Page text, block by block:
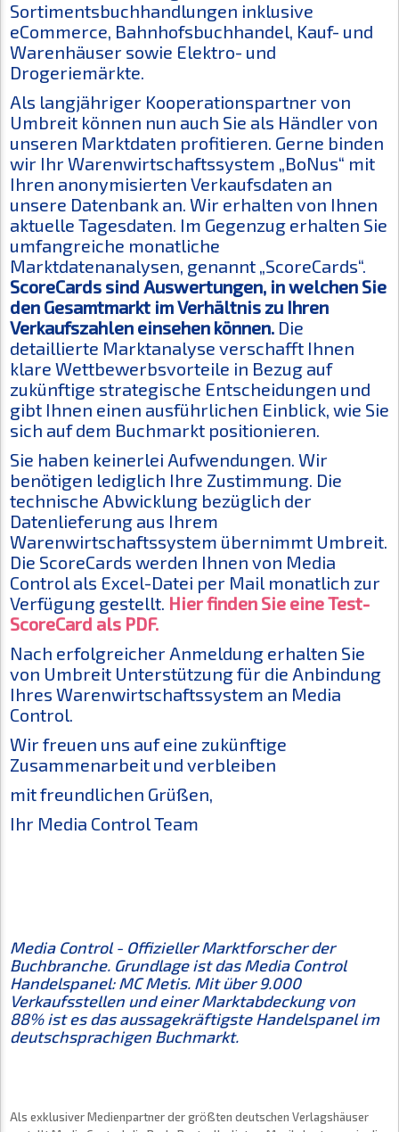
Sortimentsbuchhandlungen inklusive
eCommerce, Bahnhofsbuchhandel, Kauf- und
Warenhäuser sowie Elektro- und
Drogeriemärkte.
Als langjähriger Kooperationspartner von
Umbreit können nun auch Sie als Händler von
unseren Marktdaten profitieren. Gerne binden
wir Ihr Warenwirtschaftssystem „BoNus“ mit
Ihren anonymisierten Verkaufsdaten an
unsere Datenbank an. Wir erhalten von Ihnen
aktuelle Tagesdaten. Im Gegenzug erhalten Sie
umfangreiche monatliche
Marktdatenanalysen, genannt „ScoreCards“.
ScoreCards sind Auswertungen, in welchen Sie
den Gesamtmarkt im Verhältnis zu Ihren
Verkaufszahlen einsehen können. Die
detaillierte Marktanalyse verschafft Ihnen
klare Wettbewerbsvorteile in Bezug auf
zukünftige strategische Entscheidungen und
gibt Ihnen einen ausführlichen Einblick, wie Sie
sich auf dem Buchmarkt positionieren.
Sie haben keinerlei Aufwendungen. Wir
benötigen lediglich Ihre Zustimmung. Die
technische Abwicklung bezüglich der
Datenlieferung aus Ihrem
Warenwirtschaftssystem übernimmt Umbreit.
Die ScoreCards werden Ihnen von Media
Control als Excel-Datei per Mail monatlich zur
Verfügung gestellt. Hier finden Sie eine Test-
ScoreCard als PDF.
Nach erfolgreicher Anmeldung erhalten Sie
von Umbreit Unterstützung für die Anbindung
Ihres Warenwirtschaftssystem an Media
Control.
Wir freuen uns auf eine zukünftige
Zusammenarbeit und verbleiben
mit freundlichen Grüßen,
Ihr Media Control Team
Media Control - Offizieller Marktforscher der
Buchbranche. Grundlage ist das Media Control
Handelspanel: MC Metis. Mit über 9.000
Verkaufsstellen und einer Marktabdeckung von
88% ist es das aussagekräftigste Handelspanel im
deutschsprachigen Buchmarkt.
Als exklusiver Medienpartner der größten deutschen Verlagshäuser